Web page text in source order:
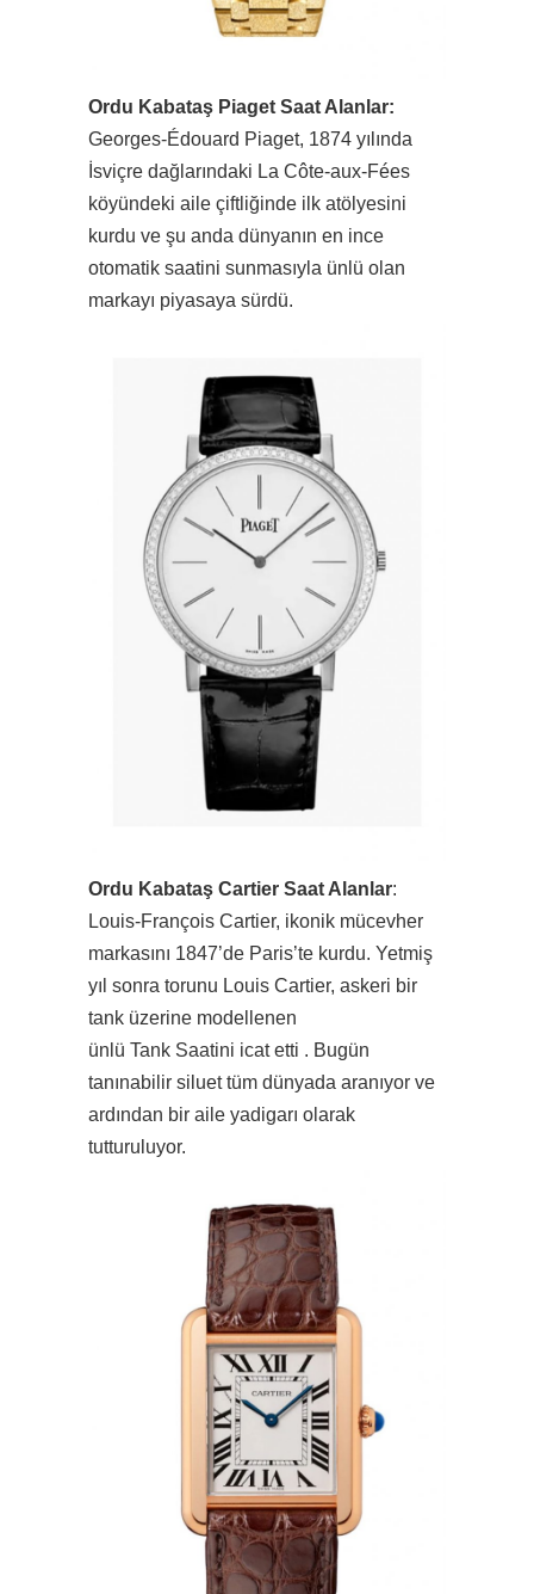
Ordu Kabataş Piaget Saat Alanlar:
Georges-Édouard Piaget, 1874 yılında
İsviçre dağlarındaki La Côte-aux-Fées
köyündeki aile çiftliğinde ilk atölyesini
kurdu ve şu anda dünyanın en ince
otomatik saatini sunmasıyla ünlü olan
markayı piyasaya sürdü.
Ordu Kabataş Cartier Saat Alanlar:
Louis-François Cartier, ikonik mücevher
markasını 1847’de Paris’te kurdu. Yetmiş
yıl sonra torunu Louis Cartier, askeri bir
tank üzerine modellenen
ünlü Tank Saatini icat etti . Bugün
tanınabilir siluet tüm dünyada aranıyor ve
ardından bir aile yadigarı olarak
tutturuluyor.